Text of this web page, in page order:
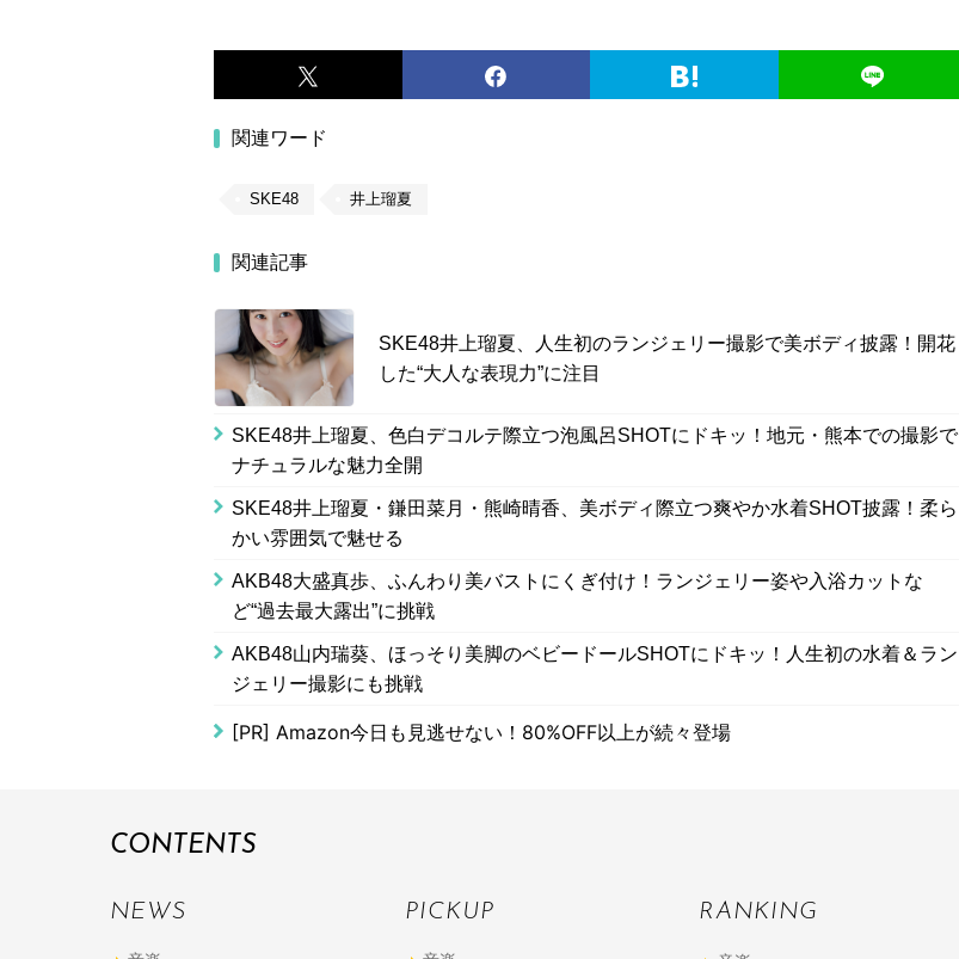
関連ワード
SKE48 井上瑠夏
関連記事
SKE48井上瑠夏、人生初のランジェリー撮影で美ボディ披露！開花
した“大人な表現力”に注目
SKE48井上瑠夏、色白デコルテ際立つ泡風呂SHOTにドキッ！地元・熊本での撮影で
ナチュラルな魅力全開
SKE48井上瑠夏・鎌田菜月・熊崎晴香、美ボディ際立つ爽やか水着SHOT披露！柔ら
かい雰囲気で魅せる
AKB48大盛真歩、ふんわり美バストにくぎ付け！ランジェリー姿や入浴カットな
ど“過去最大露出”に挑戦
AKB48山内瑞葵、ほっそり美脚のベビードールSHOTにドキッ！人生初の水着＆ラン
ジェリー撮影にも挑戦
[PR] Amazon今日も見逃せない！80%OFF以上が続々登場
CONTENTS
NEWS PICKUP RANKING